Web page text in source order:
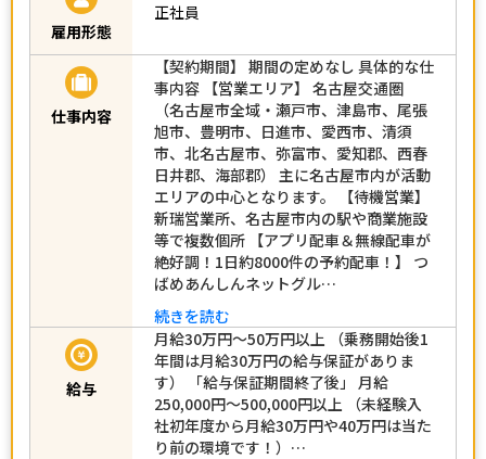
雇用形態
正社員
仕事内容
【契約期間】 期間の定めなし 具体的な仕
事内容 【営業エリア】 名古屋交通圏
（名古屋市全域・瀬戸市、津島市、尾張
旭市、豊明市、日進市、愛西市、清須
市、北名古屋市、弥富市、愛知郡、西春
日井郡、海部郡） 主に名古屋市内が活動
エリアの中心となります。 【待機営業】
新瑞営業所、名古屋市内の駅や商業施設
等で複数個所 【アプリ配車＆無線配車が
絶好調！1日約8000件の予約配車！】 つ
ばめあんしんネットグル…
続きを読む
給与
月給30万円～50万円以上 （乗務開始後1
年間は月給30万円の給与保証がありま
す） 「給与保証期間終了後」 月給
250,000円～500,000円以上 （未経験入
社初年度から月給30万円や40万円は当た
り前の環境です！）…